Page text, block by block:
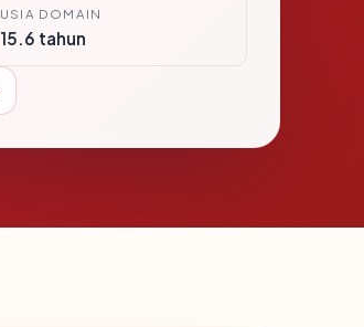
USIA DOMAIN
15.6 tahun